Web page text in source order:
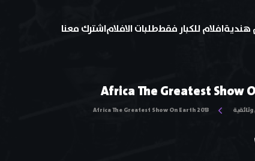
هنديةافلام للكبار فقططلبات الافلاماشترك معنا
Africa The Greatest Show
Africa The Greatest Show On Earth 2013